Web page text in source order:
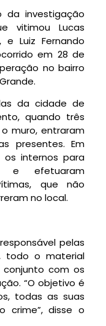
investigação
vitimou Lucas
e Luiz Fernando
em 28 de
no bairro
da cidade de
quando três
muro, entraram
presentes. Em
os internos para
e efetuaram
que não
no local.
pelas
todo o material
com os
“O objetivo é
todas as suas
crime”, disse o